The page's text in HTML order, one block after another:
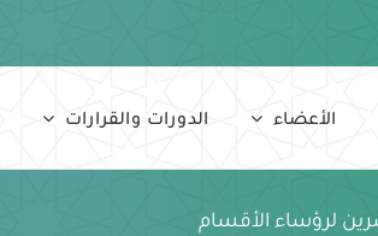
الأعضاء الدورات والقرارات
لرؤساء الأقسام